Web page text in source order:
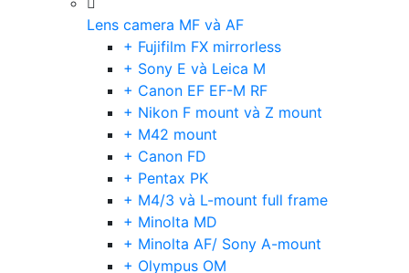
Lens camera MF và AF
+ Fujifilm FX mirrorless
+ Sony E và Leica M
+ Canon EF EF-M RF
+ Nikon F mount và Z mount
+ M42 mount
+ Canon FD
+ Pentax PK
+ M4/3 và L-mount full frame
+ Minolta MD
+ Minolta AF/ Sony A-mount
+ Olympus OM